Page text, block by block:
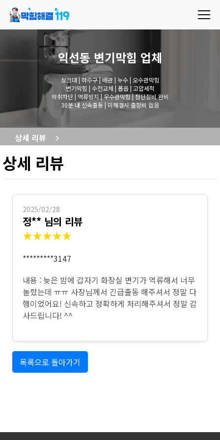
익선동 변기막힘 업체
싱크대 | 하수구 | 배관 | 누수 | 오수관막힘
변기막힘 | 수전교체 | 폽옵 | 고압세척
악취차단 | 역류방지 | 우수관막힘 | 첨단장비 완비
30분 내 신속출동 | 미해결시 출장비 없음
상세 리뷰
상세 리뷰
2025/02/28
정** 님의 리뷰
★★★★★
*********3147
내용 : 늦은 밤에 갑자기 화장실 변기가 역류해서 너무
놀랐는데 ㅠㅠ 사장님께서 긴급출동 해주셔서 정말 다
행이었어요! 신속하고 정확하게 처리해주셔서 정말 감
사드립니다! ^^
목록으로 돌아가기